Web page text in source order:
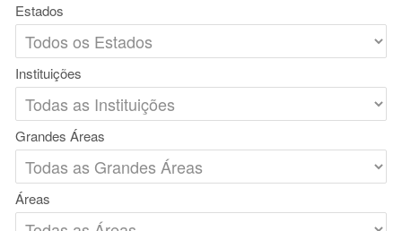
Estados
Instituições
Grandes Áreas
Áreas